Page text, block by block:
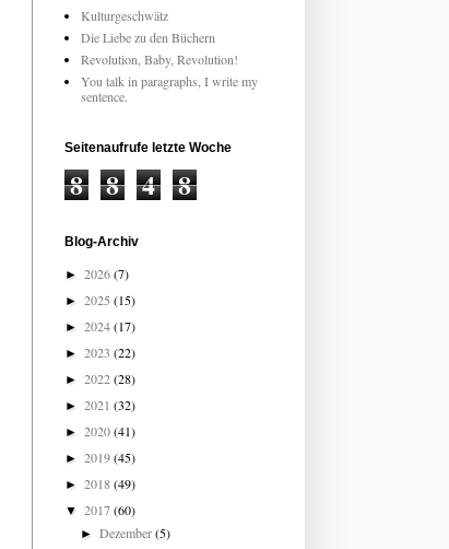
Kulturgeschwätz
Die Liebe zu den Büchern
Revolution, Baby, Revolution!
You talk in paragraphs, I write my
sentence.
Seitenaufrufe letzte Woche
8 8 4 8
Blog-Archiv
► 2026(7)
► 2025 (15)
► 2024(17)
► 2023 (22)
► 2022(28)
► 2021 (32)
► 2020(41)
► 2019(45)
► 2018(49)
▼ 2017(60)
►Dezember(5)